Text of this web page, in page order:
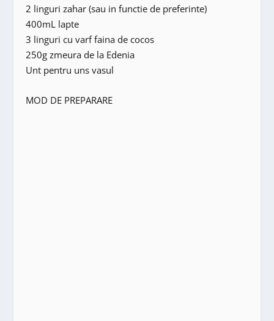
2 linguri zahar (sau in functie de preferinte)
400mL lapte
3 linguri cu varf faina de cocos
250g zmeura de la Edenia
Unt pentru uns vasul
MOD DE PREPARARE